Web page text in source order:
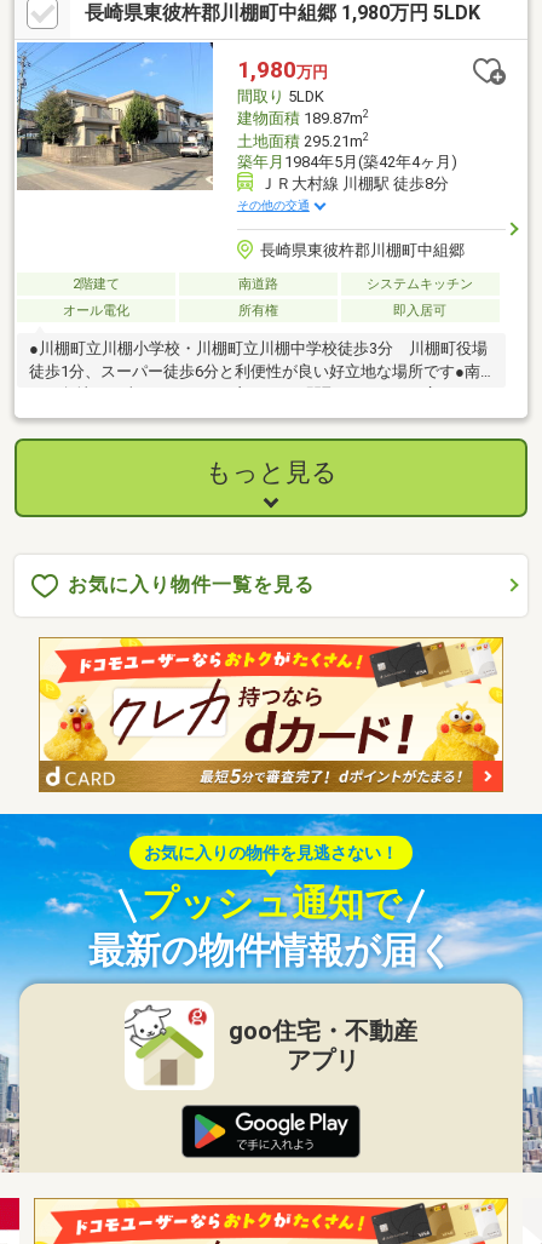
長崎県東彼杵郡川棚町中組郷 1,980万円 5LDK
1,980万円
間取り 5LDK
建物面積189.87m2
土地面積295.21m2
築年月 1984年5月(築42年4ヶ月)
ＪＲ大村線 川棚駅 徒歩8分
その他の交通
長崎県東彼杵郡川棚町中組郷
2階建て 南道路
システムキッチン
オール電化
所有権 即入居可
●川棚町立川棚小学校・川棚町立川棚中学校徒歩3分 川棚町役場
徒歩1分、スーパー徒歩6分と利便性が良い好立地な場所です●南
ていて、かつ2階にもキッチン・洗面・浴室・トイレがあります●
単世帯でも2世帯住宅としてもお住まい頂けます●小中学校もすぐ
近く、お子様を安心して通学させられます●60年サポートシステ
ムを引継げますので、5年毎の無料点検も受けられます リフォー
ムについて気になる方もご相談ください。ぜひ一度、ご内覧をさ
もっと見る
お気に入り物件一覧を見る
お気に入りの物件を見逃さない！
プッシュ通知で
最新の物件情報が届く
goo住宅・不動産
アプリ